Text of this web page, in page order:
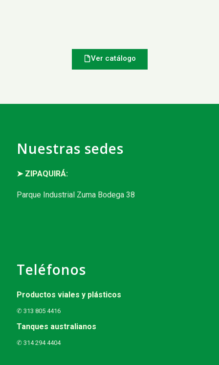
Ver catálogo
Nuestras sedes
➤ ZIPAQUIRÁ:
Parque Industrial Zuma Bodega 38
Teléfonos
Productos viales y plásticos
✆ 313 805 4416
Tanques australianos
✆ 314 294 4404